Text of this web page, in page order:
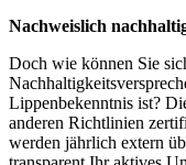
Nachweislich
Doch wie können Sie
Lippenbekenntnis ist?
anderen Richtlinien
werden jährlich extern